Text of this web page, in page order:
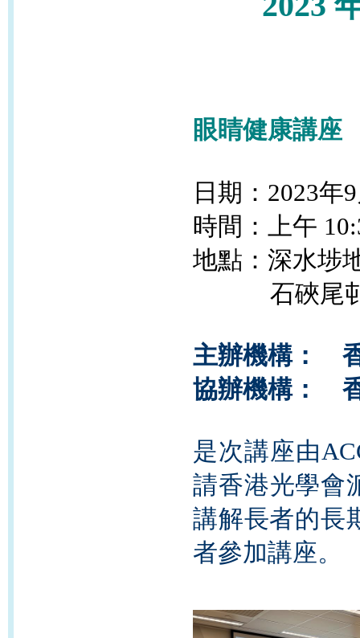
眼睛健康講座
日期：2023年
時間： 上午 10
地點：深水埗
石硤尾邨
主辦機構：
協辦機構：
是次講座由
請香港光學會
講解長者的長
者參加講座。